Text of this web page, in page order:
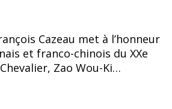
Cazeau met à l’honneur
et franco-chinois du XXe
Zao Wou-Ki…